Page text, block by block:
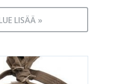
LISÄÄ »